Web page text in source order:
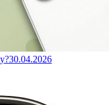
30.04.2026